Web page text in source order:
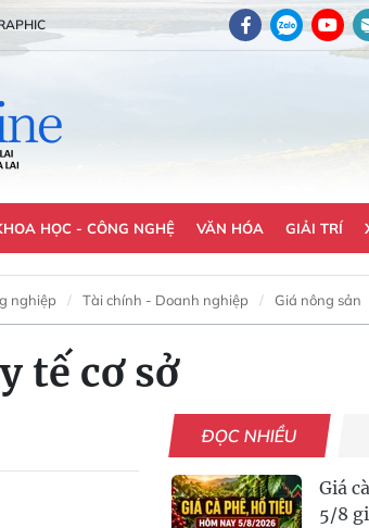
HỌC - CÔNG NGHỆ VĂN HÓA GIẢI TRÍ
nghiệp Tài chính - Doanh nghiệp Giá nông sản
tế cơ sở
ĐỌC NHIỀU
Giá
5/8